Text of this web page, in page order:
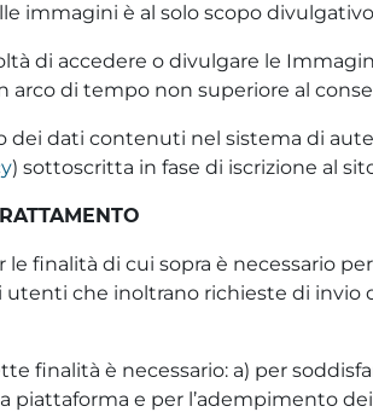
immagini è al solo scopo
di accedere o divulgare le
arco di tempo non superiore al
dati contenuti nel sistema di
) sottoscritta in fase di iscrizione al
finalità di cui sopra è necessario
che inoltrano richieste di invio
finalità è necessario: a) per
piattaforma e per l’adempimento